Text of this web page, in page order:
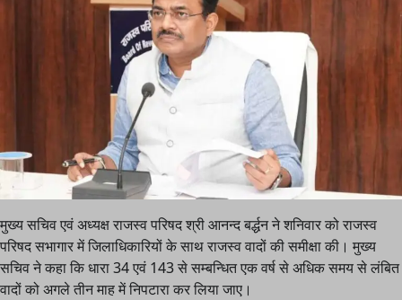
मुख्य सचिव एवं अध्यक्ष राजस्व परिषद श्री आनन्द बर्द्धन ने शनिवार को राजस्व
परिषद सभागार में जिलाधिकारियों के साथ राजस्व वादों की समीक्षा की। मुख्य
सचिव ने कहा कि धारा 34 एवं 143 से सम्बन्धित एक वर्ष से अधिक समय से लंबित
वादों को अगले तीन माह में निपटारा कर लिया जाए।